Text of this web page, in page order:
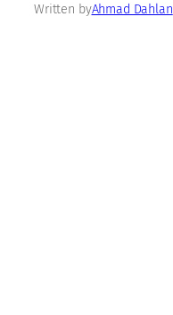
Written byAhmad Dahlan